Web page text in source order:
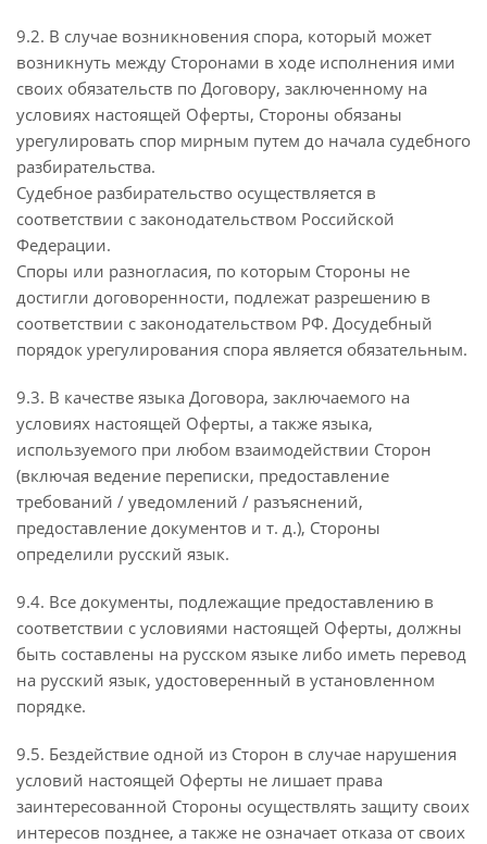
9.2. В случае возникновения спора, который может
возникнуть между Сторонами в ходе исполнения ими
своих обязательств по Договору, заключенному на
условиях настоящей Оферты, Стороны обязаны
урегулировать спор мирным путем до начала судебного
разбирательства.
Судебное разбирательство осуществляется в
соответствии с законодательством Российской
Федерации.
Споры или разногласия, по которым Стороны не
достигли договоренности, подлежат разрешению в
соответствии с законодательством РФ. Досудебный
порядок урегулирования спора является обязательным.
9.3. В качестве языка Договора, заключаемого на
условиях настоящей Оферты, а также языка,
используемого при любом взаимодействии Сторон
(включая ведение переписки, предоставление
требований / уведомлений / разъяснений,
предоставление документов и т. д.), Стороны
определили русский язык.
9.4. Все документы, подлежащие предоставлению в
соответствии с условиями настоящей Оферты, должны
быть составлены на русском языке либо иметь перевод
на русский язык, удостоверенный в установленном
порядке.
9.5. Бездействие одной из Сторон в случае нарушения
условий настоящей Оферты не лишает права
заинтересованной Стороны осуществлять защиту своих
интересов позднее, а также не означает отказа от своих